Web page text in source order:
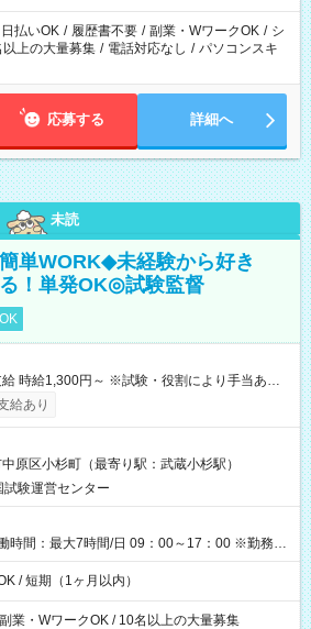
日払いOK / 履歴書不要 / 副業・WワークOK / シ
以上の大量募集 / 電話対応なし / パソコンスキ
応募する 詳細へ
未読
単WORK◆未経験から好き
！単発OK◎試験監督
当あり
昇給あり 【即給（前払い）オプションあ
る場合、勤務から1週間ほどで給与の一部を受け
擬試験 8:30～17:30（休憩1時間） 時給1,300円
円＋交通費 ※当日の役割により時給＋100
国家試験 7:00～13:30（休憩なし） 時給1,300
円）×6時間＝日収8,400円＋交通費 【試用期
給あり
原区小杉町（最寄り駅：武蔵小杉駅）
験運営センター
時間：最大7時間/日 09：00～17：00 ※勤務時
異なります。
/ 短期（1ヶ月以内）
業・WワークOK / 10名以上の大量募集